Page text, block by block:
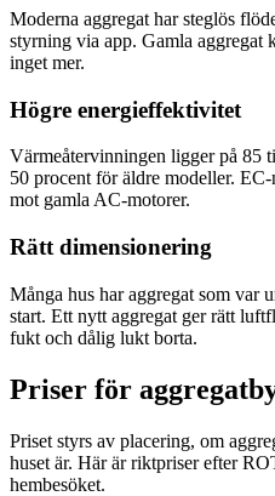
Moderna aggregat har steglös
styrning via app. Gamla aggregat
inget mer.
Högre energieffektivitet
Värmeåtervinningen ligger på 85
50 procent för äldre modeller.
mot gamla AC-motorer.
Rätt dimensionering
Många hus har aggregat som var
start. Ett nytt aggregat ger rätt
fukt och dålig lukt borta.
Priser för
Priset styrs av placering, om
huset är. Här är riktpriser efter
hembesöket.